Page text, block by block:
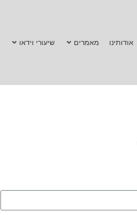
אודותינו מאמרים שיעורי וידאו